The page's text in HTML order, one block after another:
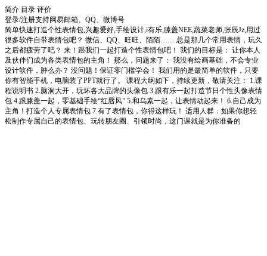
简介 目录 评价
登录/注册支持网易邮箱、QQ、微博号
简单快速打造个性表情包,兴趣爱好,手绘设计,i有乐,膝盖NEE,蔬菜老师,张辰Jz,用过
很多软件自带表情包吧？ 微信、QQ、旺旺、陌陌…… 总是那几个常用表情，玩久
之后都疲劳了吧？ 来！跟我们一起打造个性表情包吧！ 我们的目标是： 让你本人
及伙伴们成为各类表情包的主角！ 那么，问题来了： 我没有绘画基础，不会专业
设计软件，肿么办？ 没问题！保证零门槛学会！ 我们用的是最简单的软件，只要
你有智能手机，电脑装了PPT就行了。 课程大纲如下，持续更新，敬请关注： 1.课
程说明书 2.脑洞大开，玩坏各大品牌的头像包 3.跟有乐一起打造节日个性头像表情
包 4.跟膝盖一起，零基础手绘“红唇风” 5.和乌素一起，让表情动起来！ 6.自己成为
主角！打造个人专属表情包 7.有了表情包，你得这样玩！ 适用人群：如果你想轻
松制作专属自己的表情包、玩转朋友圈、引领时尚，这门课就是为你准备的